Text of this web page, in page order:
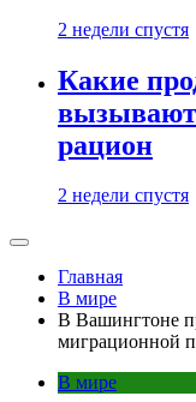
2 недели спустя
Какие
вызывают
рацион
2 недели спустя
Главная
В мире
В Вашингтоне
миграционной
В мире